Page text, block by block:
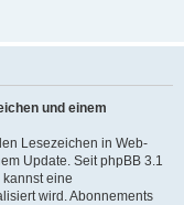
und einem
Lesezeichen in Web-
Update. Seit phpBB 3.1
eine
wird. Abonnements